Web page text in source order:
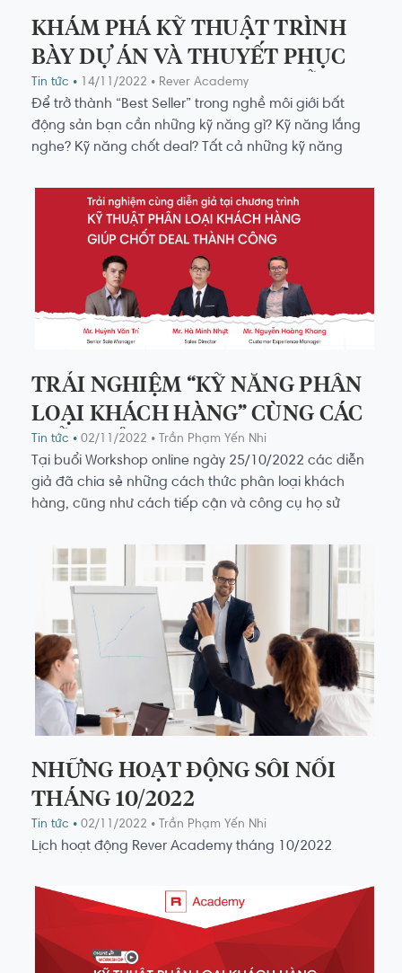
KHÁM PHÁ KỸ THUẬT TRÌNH
BÀY DỰ ÁN VÀ THUYẾT PHỤC
NGƯỜI MUA CÙNG CÁC DIỄN
GIẢ
Tin tức • 14/11/2022 • Rever Academy
Để trở thành “Best Seller” trong nghề môi giới bất
động sản bạn cần những kỹ năng gì? Kỹ năng lắng
nghe? Kỹ năng chốt deal? Tất cả những kỹ năng
dự án là một trong những kỹ năng tiên quyết để
thuyết phục người mua.
TRẢI NGHIỆM “KỸ NĂNG PHÂN
LOẠI KHÁCH HÀNG” CÙNG CÁC
DIỄN GIẢ
Tin tức • 02/11/2022 • Trần Phạm Yến Nhi
Tại buổi Workshop online ngày 25/10/2022 các diễn
giả đã chia sẻ những cách thức phân loại khách
hàng, cũng như cách tiếp cận và công cụ họ sử
các diễn giả sẽ giúp các RVA càng thành công hơn
với nghề.
NHỮNG HOẠT ĐỘNG SÔI NỔI
THÁNG 10/2022
Tin tức • 02/11/2022 • Trần Phạm Yến Nhi
Lịch hoạt động Rever Academy tháng 10/2022